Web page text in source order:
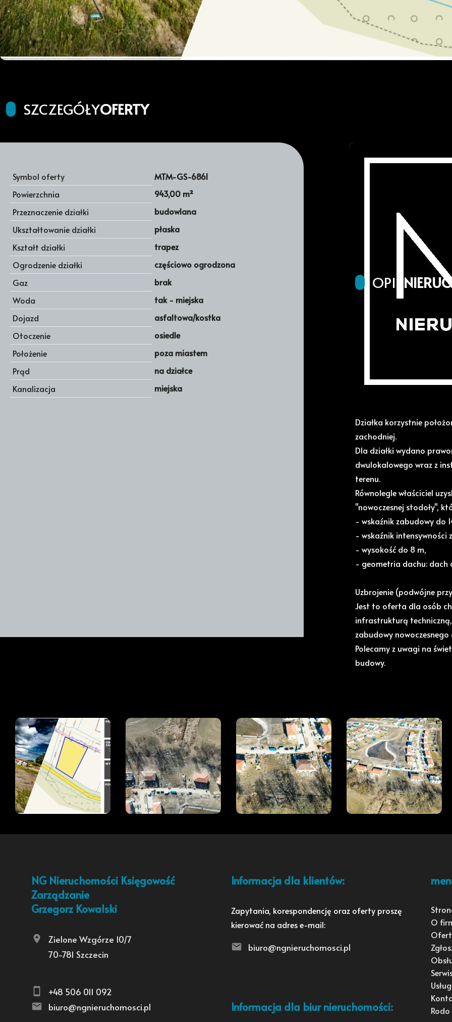
SZCZEGÓŁYOFERTY
Symbol oferty
MTM-GS-6861
Powierzchnia
943,00 m²
Przeznaczenie działki
budowlana
Ukształtowanie działki
płaska
Kształt działki
trapez
Ogrodzenie działki
częściowo ogrodzona
Gaz
brak
Woda
tak - miejska
Dojazd
asfaltowa/kostka
Otoczenie
osiedle
Położenie
poza miastem
Prąd
na działce
Kanalizacja
miejska
OPIS
Przedmiotem oferty jest
zlokalizowana na
dojazd do działki
Jest to bardzo
Działka jest narożna i
Działka korzystnie
zachodniej.
Dla działki wydano
dwulokalowego wraz z
terenu.
Równolegle właściciel
"nowoczesnej stodoły",
- wskaźnik zabudowy do
- wskaźnik intensywności
- wysokość do 8 m,
- geometria dachu: dach
Uzbrojenie (podwójne
Jest to oferta dla osób
infrastrukturą
zabudowy nowoczesnego
Polecamy z uwagi na
budowy.
NG Nieruchomości Księgowość
Zarządzanie
Grzegorz Kowalski
Zielone Wzgórze 10/7
70-781 Szczecin
+48 506 011 092
biuro@ngnieruchomosci.pl
Informacja dla klientów:
Zapytania, korespondencję oraz oferty proszę
kierować na adres e-mail:
biuro@ngnieruchomosci.pl
Informacja dla biur nieruchomości:
O
Rodo